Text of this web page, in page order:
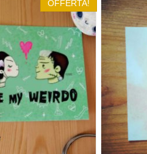
OFFERTA!